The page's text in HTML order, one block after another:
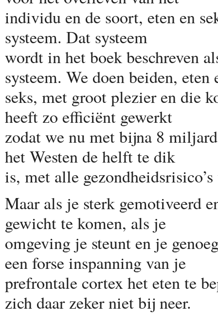
individu en de soort, eten en
systeem. Dat systeem
wordt in het boek beschreven
systeem. We doen beiden, eten
seks, met groot plezier en die
heeft zo efficiënt gewerkt
zodat we nu met bijna 8
het Westen de helft te dik
is, met alle
Maar als je sterk gemotiveerd
gewicht te komen, als je
omgeving je steunt en je
een forse inspanning van je
prefrontale cortex het eten te
zich daar zeker niet bij neer.